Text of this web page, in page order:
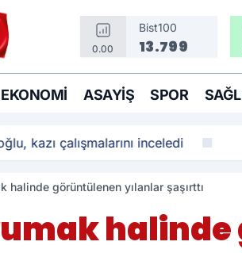
0.00
Bist100
13.799
EKONOMI ASAYIŞ SPOR
kazı çalışmalarını inceledi
halinde görüntülenen yılanlar şaşırttı